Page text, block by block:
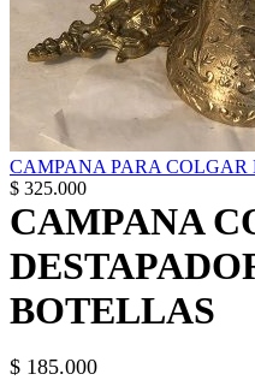
CAMPANA PARA
$ 325.000
CAMPANA
BOTELLAS
$ 185.000